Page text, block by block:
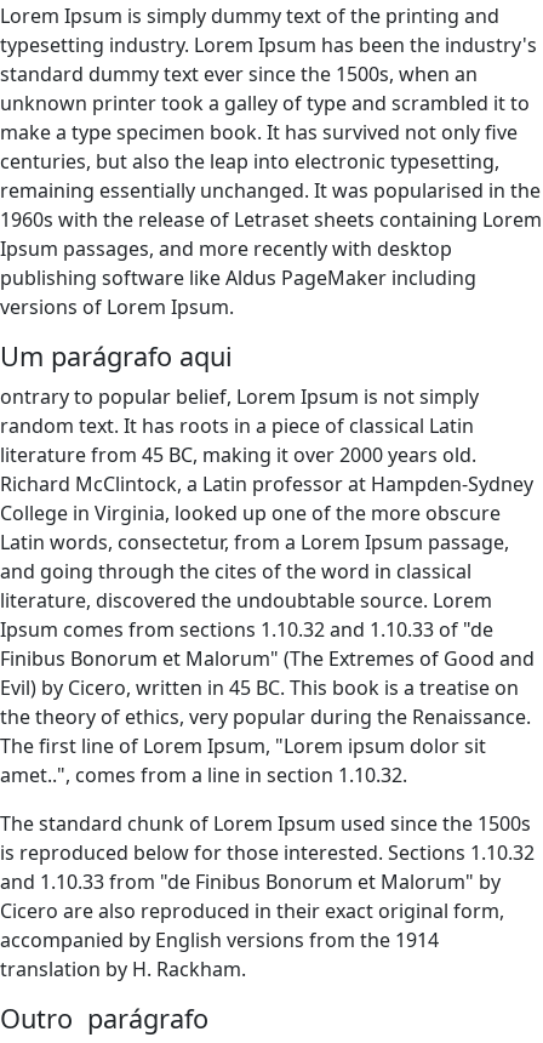
Lorem Ipsum is simply dummy text of the printing and
typesetting industry. Lorem Ipsum has been the industry's
standard dummy text ever since the 1500s, when an
unknown printer took a galley of type and scrambled it to
make a type specimen book. It has survived not only five
centuries, but also the leap into electronic typesetting,
remaining essentially unchanged. It was popularised in the
1960s with the release of Letraset sheets containing Lorem
Ipsum passages, and more recently with desktop
publishing software like Aldus PageMaker including
versions of Lorem Ipsum.
Um parágrafo aqui
ontrary to popular belief, Lorem Ipsum is not simply
random text. It has roots in a piece of classical Latin
literature from 45 BC, making it over 2000 years old.
Richard McClintock, a Latin professor at Hampden-Sydney
College in Virginia, looked up one of the more obscure
Latin words, consectetur, from a Lorem Ipsum passage,
and going through the cites of the word in classical
literature, discovered the undoubtable source. Lorem
Ipsum comes from sections 1.10.32 and 1.10.33 of "de
Finibus Bonorum et Malorum" (The Extremes of Good and
Evil) by Cicero, written in 45 BC. This book is a treatise on
the theory of ethics, very popular during the Renaissance.
The first line of Lorem Ipsum, "Lorem ipsum dolor sit
amet..", comes from a line in section 1.10.32.
The standard chunk of Lorem Ipsum used since the 1500s
is reproduced below for those interested. Sections 1.10.32
and 1.10.33 from "de Finibus Bonorum et Malorum" by
Cicero are also reproduced in their exact original form,
accompanied by English versions from the 1914
translation by H. Rackham.
Outro parágrafo